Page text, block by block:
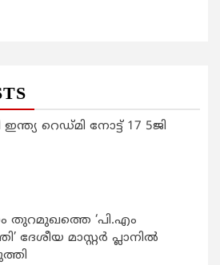
റെഡ്മി നോട്ട് 17 5ജി
തുറമുഖത്തെ ‘പി.എം
ദേശീയ മാസ്റ്റർ പ്ലാനിൽ